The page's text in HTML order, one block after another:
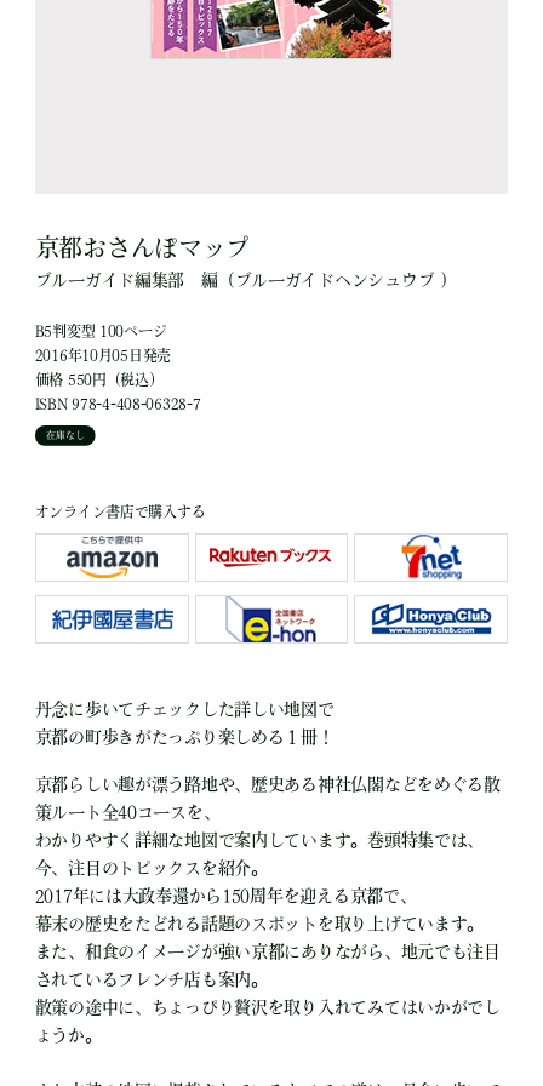
京都おさんぽマップ
ブルーガイド編集部 編（ブルーガイドヘンシュウブ ）
B5判変型 100ページ
2016年10月05日発売
価格 550円（税込）
ISBN 978-4-408-06328-7
在庫なし
オンライン書店で購入する
丹念に歩いてチェックした詳しい地図で
京都の町歩きがたっぷり楽しめる１冊！
京都らしい趣が漂う路地や、歴史ある神社仏閣などをめぐる散
策ルート全40コースを、
わかりやすく詳細な地図で案内しています。巻頭特集では、
今、注目のトピックスを紹介。
2017年には大政奉還から150周年を迎える京都で、
幕末の歴史をたどれる話題のスポットを取り上げています。
また、和食のイメージが強い京都にありながら、地元でも注目
されているフレンチ店も案内。
散策の途中に、ちょっぴり贅沢を取り入れてみてはいかがでし
ょうか。